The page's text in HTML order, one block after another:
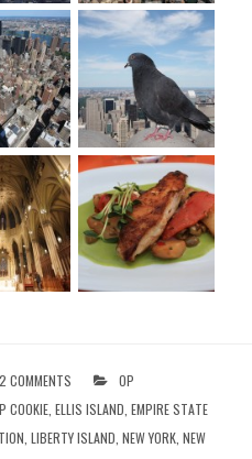
2 COMMENTS
OP
COOKIE, ELLIS ISLAND EMPIRE STATE
LIBERTY ISLAND NEW YORK, NEW